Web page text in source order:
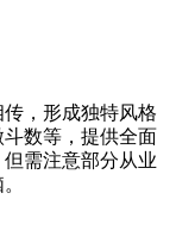
，形成独特风格
数等，提供全面
需注意部分从业